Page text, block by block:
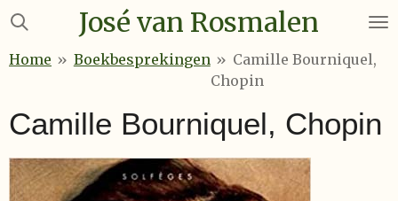
Ga
naar
José van Rosmalen
Home » Boekbesprekingen » Camille Bourniquel,
Chopin
Camille Bourniquel, Chopin